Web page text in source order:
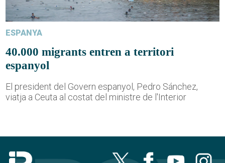
ESPANYA
40.000 migrants entren a territori
espanyol
El president del Govern espanyol, Pedro Sánchez,
viatja a Ceuta al costat del ministre de l'Interior